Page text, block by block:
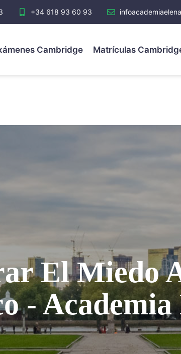
+34 618 93 60 93
Cambridge Matrículas
El Miedo
- Academia